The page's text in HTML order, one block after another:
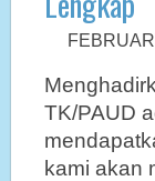
TK/PAUD
kami akan